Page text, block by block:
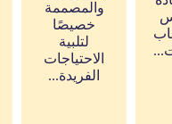
والمصممة
خصيصًا
لتلبية
الاحتياجات
الفريدة...